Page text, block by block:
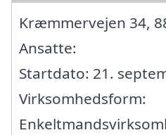
Kræmmervejen 34,
Ansatte:
Startdato: 21.
Virksomhedsform: